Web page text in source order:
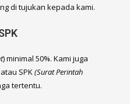
di tujukan kepada kami.
) minimal 50%. Kami juga
atau SPK(Surat Perintah
tertentu.